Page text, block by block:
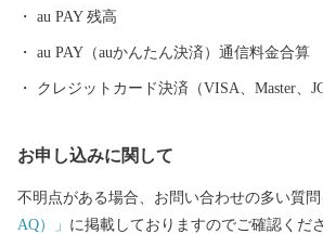
au PAY 残高
au PAY（auかんたん決済）通信料金合算
クレジットカード決済（VISA、Master、
お申し込みに関して
不明点がある場合、お問い合わせの多い質問
AQ）」 に掲載しておりますのでご確認くだ